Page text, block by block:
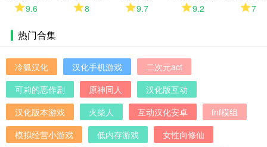
约9.6
版8 9.7
版9.2
版7
热门合集
冷狐汉化 汉化手机游戏
二次元act
可莉的恶作剧
原神同人
汉化版互动
汉化版本游戏
火柴人 互动汉化安卓
fnf模组
模拟经营小游戏
低内存游戏
女性向修仙